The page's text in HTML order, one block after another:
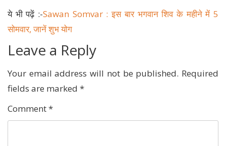
ये भी पढ़ें :-Sawan Somvar : इस बार भगवान शिव के महीने में 5
सोमवार, जानें शुभ योग
Leave a Reply
Your email address will not be published. Required
fields are marked *
Comment*